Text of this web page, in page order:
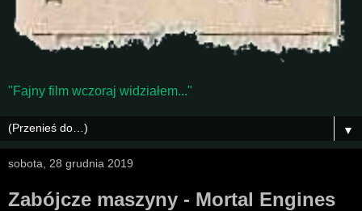
"Fajny film wczoraj widziałem..."
▼
sobota, 28 grudnia 2019
Zabójcze maszyny - Mortal Engines